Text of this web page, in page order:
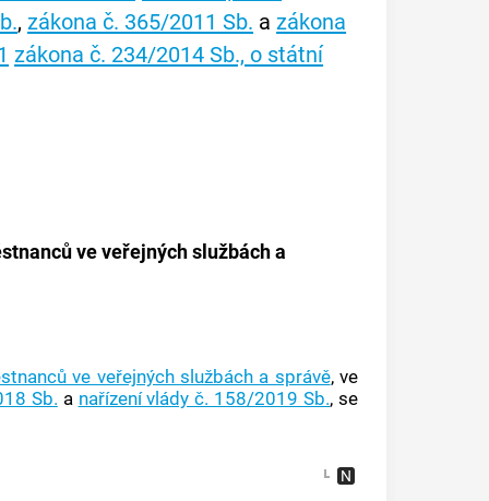
, zákona č. 365/2011 Sb. a zákona
zákona č. 234/2014 Sb., o státní
ve veřejných službách a
ve veřejných službách a správě, ve
Sb. a nařízení vlády č. 158/2019 Sb., se